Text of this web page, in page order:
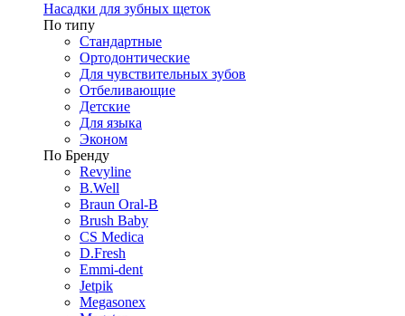
Насадки для зубных щеток
По типу
Стандартные
Ортодонтические
Для чувствительных зубов
Отбеливающие
Детские
Для языка
Эконом
По Бренду
Revyline
B.Well
Braun Oral-B
Brush Baby
CS Medica
D.Fresh
Emmi-dent
Jetpik
Megasonex